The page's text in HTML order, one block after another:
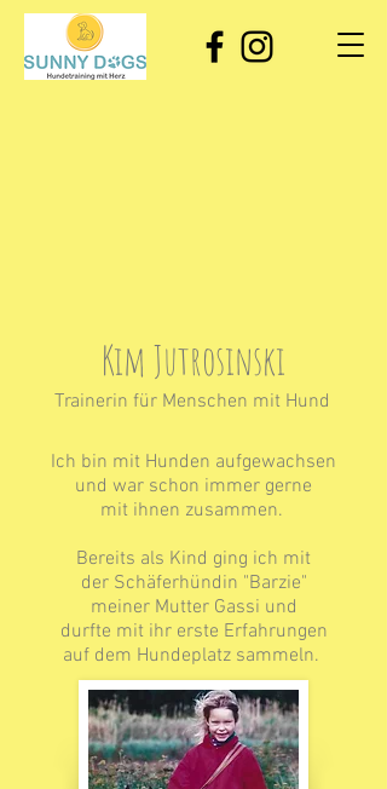
Kim Jutrosinski
Trainerin für Menschen mit Hund
Ich bin mit Hunden aufgewachsen
und war schon immer gerne
mit ihnen zusammen.
Bereits als Kind ging ich mit
der Schäferhündin "Barzie"
meiner Mutter Gassi und
durfte mit ihr erste Erfahrungen
auf dem Hundeplatz sammeln.